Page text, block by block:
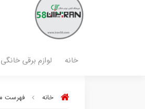
خانه لوازم برقی خانگی
خانه فهرست